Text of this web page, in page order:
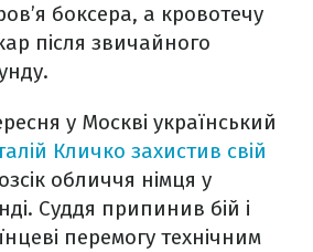
боксера, а кровотечу
після звичайного
у Москві український
Кличко захистив свій
обличчя німця у
Суддя припинив бій і
перемогу технічним